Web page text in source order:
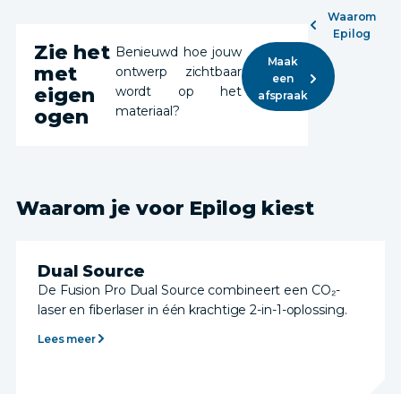
Zie het
met
eigen
ogen
Benieuwd hoe jouw
ontwerp zichtbaar
wordt op het
materiaal?
Maak
een
afspraak
Waarom
Epilog
Waarom je voor Epilog kiest
Dual Source
De Fusion Pro Dual Source combineert een CO₂-
laser en fiberlaser in één krachtige 2-in-1-oplossing.
Lees meer